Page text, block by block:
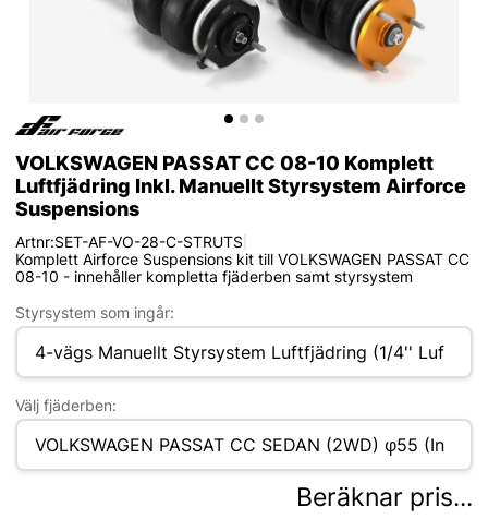
VOLKSWAGEN PASSAT CC 08-10 Komplett
Luftfjädring Inkl. Manuellt Styrsystem Airforce
Suspensions
Artnr:SET-AF-VO-28-C-STRUTS|
Komplett Airforce Suspensions kit till VOLKSWAGEN PASSAT CC
08-10 - innehåller kompletta fjäderben samt styrsystem
Styrsystem som ingår:
Välj fjäderben:
Beräknar pris...